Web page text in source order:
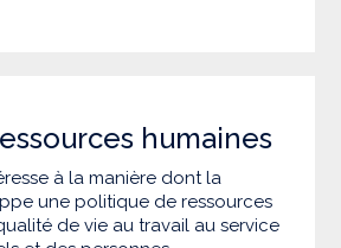
humaines
à la manière dont la
une politique de ressources
de vie au travail au service